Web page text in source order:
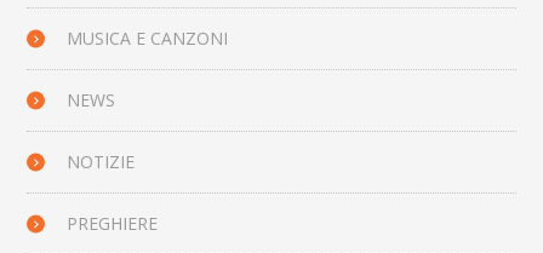
MUSICA E CANZONI
NEWS
NOTIZIE
PREGHIERE